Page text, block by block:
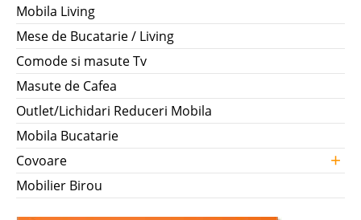
Mobila Living
Mese de Bucatarie / Living
Comode si masute Tv
Masute de Cafea
Outlet/Lichidari Reduceri Mobila
Mobila Bucatarie
Covoare
+
Mobilier Birou